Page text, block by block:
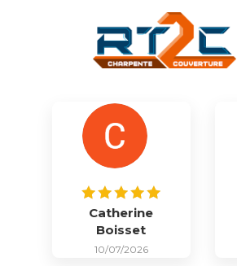
Catherine
Boisset
10/07/2026